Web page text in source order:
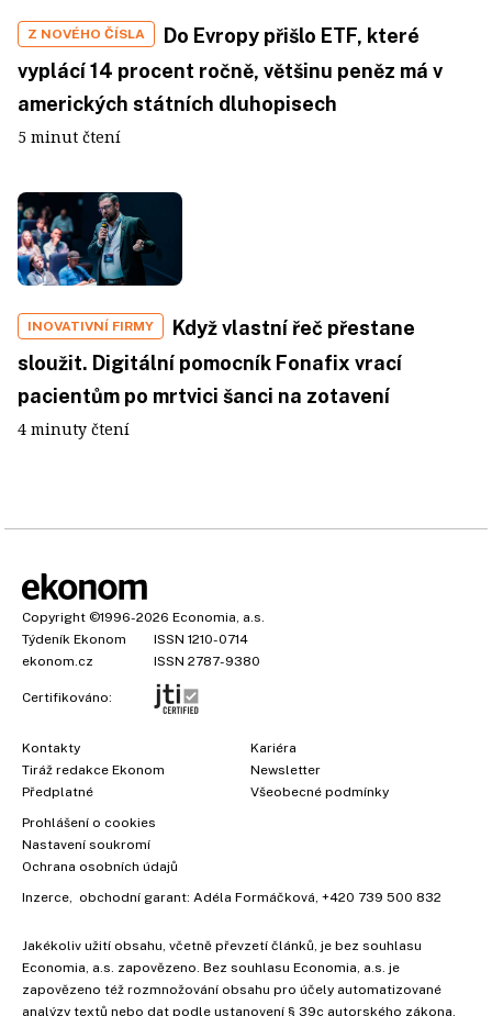
Z NOVÉHO ČÍSLA
Do Evropy přišlo ETF, které
vyplácí 14 procent ročně, většinu peněz má v
amerických státních dluhopisech
5 minut čtení
INOVATIVNÍ FIRMY
Když vlastní řeč přestane
sloužit. Digitální pomocník Fonafix vrací
pacientům po mrtvici šanci na zotavení
4 minuty čtení
Copyright ©1996-2026 Economia, a.s.
Týdeník Ekonom
ISSN 1210-0714
ekonom.cz
ISSN 2787-9380
Certifikováno:
Kontakty
Tiráž redakce Ekonom
Předplatné
Kariéra
Newsletter
Všeobecné podmínky
Prohlášení o cookies
Nastavení soukromí
Ochrana osobních údajů
Inzerce , obchodní garant: Adéla Formáčková +420 739 500 832
Jakékoliv užití obsahu, včetně převzetí článků, je bez souhlasu
Economia, a.s. zapovězeno. Bez souhlasu Economia, a.s. je
zapovězeno též rozmnožování obsahu pro účely automatizované
analýzy textů nebo dat podle ustanovení § 39c autorského zákona.